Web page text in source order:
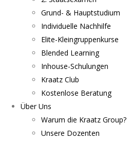
Grund- & Hauptstudium
Individuelle Nachhilfe
Elite-Kleingruppenkurse
Blended Learning
Inhouse-Schulungen
Kraatz Club
Kostenlose Beratung
Über Uns
Warum die Kraatz Group?
Unsere Dozenten